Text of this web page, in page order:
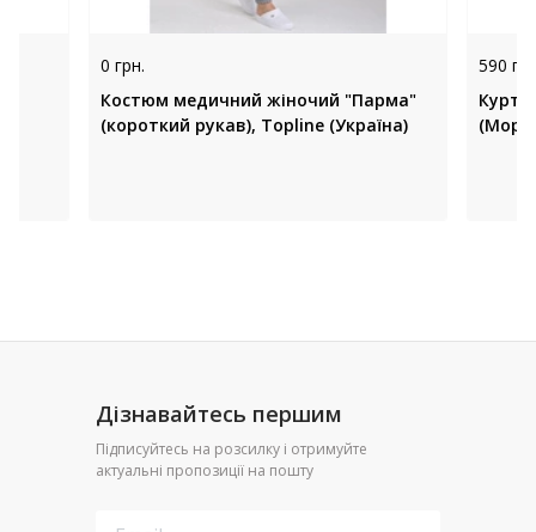
0 грн.
Костюм медичний жіночий "Парма"
(короткий рукав), Topline (Україна)
590
Дізнавайтесь першим
Підписуйтесь на розсилку і отримуйте
актуальні пропозиції на пошту